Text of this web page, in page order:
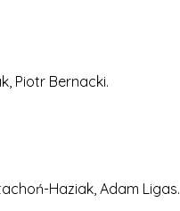
Piotr Bernacki.
Haziak, Adam Ligas.